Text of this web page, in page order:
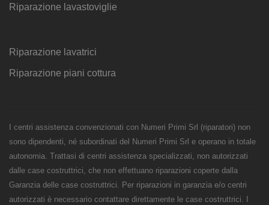
Riparazione lavastoviglie
Riparazione lavatrici
Riparazione piani cottura
I centri assistenza convenzionati con Numeri Primi Srl (riparatori) non
sono dipendenti, né subordinati del Numeri Primi Srl e operano in totale
autonomia. Trattasi di centri assistenza specializzati, non autorizzati
dalle case costruttrici, che non effettuano riparazioni coperte dalla
Garanzia delle case costruttrici. Per riparazioni in garanzia e/o centri
autorizzati è necessario contattare direttamente le case costruttrici. I